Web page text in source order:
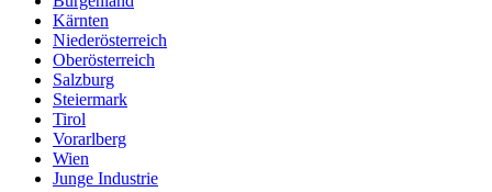
Kärnten
Niederösterreich
Oberösterreich
Salzburg
Steiermark
Tirol
Vorarlberg
Wien
Junge Industrie